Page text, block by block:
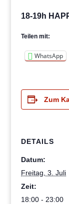
18-19h
Teilen mit:
WhatsApp
Zum
DETAILS
Datum:
Freitag, 3. Juli
Zeit:
18:00 - 23:00